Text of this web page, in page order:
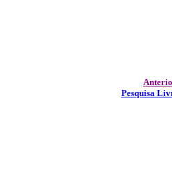
Pesquisa